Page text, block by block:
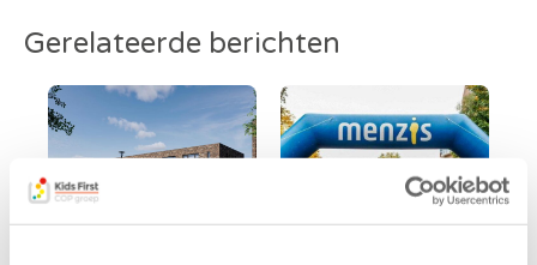
Gerelateerde berichten